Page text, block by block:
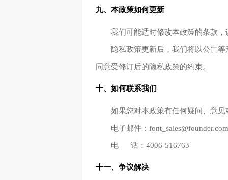
九、本政策如何更新
我们可能适时修改本政策的条款
隐私政策更新后，我们将以公告
同意受修订后的隐私政策的约束。
十、如何联系我们
如果您对本政策有任何疑问、意
电子邮件：font_sales@founder.com
电 话：4006-516763
十一、争议解决